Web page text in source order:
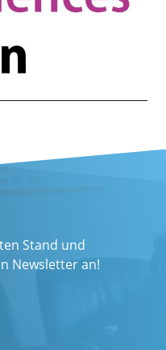
Stand und
Newsletter an!